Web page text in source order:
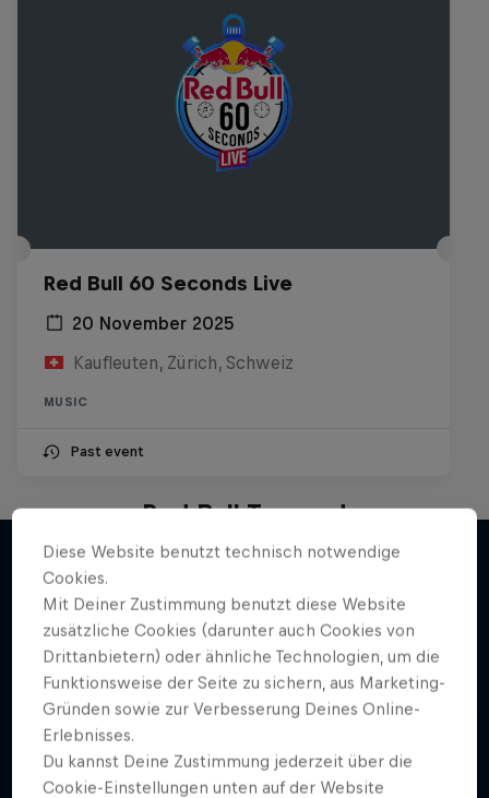
Red Bull 60 Seconds Live
20 November 2025
Kaufleuten, Zürich, Schweiz
MUSIC
Past event
Mehr davon
Red Bull Trapped
Die Hip-Hop-Escape-Show mit wilden
1 Staffel · 1 Folge
MUSIC
Diese Website benutzt technisch notwendige
Cookies.
Mit Deiner Zustimmung benutzt diese Website
zusätzliche Cookies (darunter auch Cookies von
Drittanbietern) oder ähnliche Technologien, um die
Funktionsweise der Seite zu sichern, aus Marketing-
Gründen sowie zur Verbesserung Deines Online-
Erlebnisses.
Du kannst Deine Zustimmung jederzeit über die
Cookie-Einstellungen unten auf der Website